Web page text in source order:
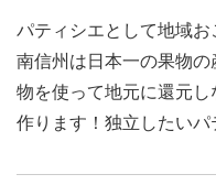
パティシエとして地域お
南信州は日本一の果物
物を使って地元に還元
作ります！独立したいパ